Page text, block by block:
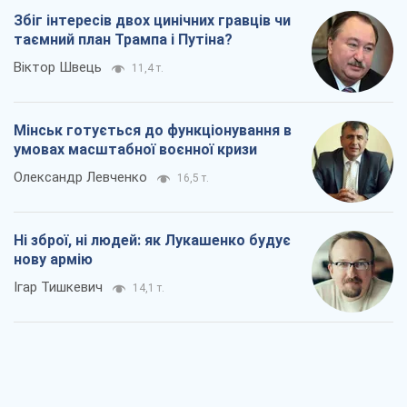
Збіг інтересів двох цинічних гравців чи
таємний план Трампа і Путіна?
Віктор Швець 11,4 т.
Мінськ готується до функціонування в
умовах масштабної воєнної кризи
Олександр Левченко 16,5 т.
Ні зброї, ні людей: як Лукашенко будує
нову армію
Ігар Тишкевич 14,1 т.